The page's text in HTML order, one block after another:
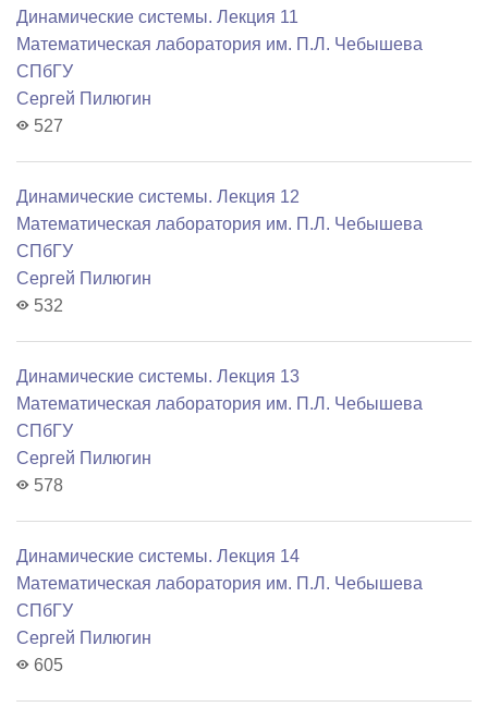
Динамические системы. Лекция 11
Математичеcкая лаборатория им. П.Л. Чебышева
СПбГУ
Сергей Пилюгин
527
Динамические системы. Лекция 12
Математичеcкая лаборатория им. П.Л. Чебышева
СПбГУ
Сергей Пилюгин
532
Динамические системы. Лекция 13
Математичеcкая лаборатория им. П.Л. Чебышева
СПбГУ
Сергей Пилюгин
578
Динамические системы. Лекция 14
Математичеcкая лаборатория им. П.Л. Чебышева
СПбГУ
Сергей Пилюгин
605